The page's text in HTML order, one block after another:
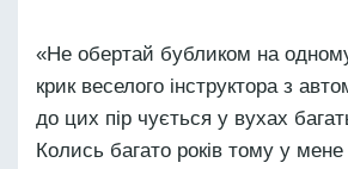
«Не обертай бубликом на
крик веселого інструктора з
до цих пір чується у вухах
Колись багато років тому у